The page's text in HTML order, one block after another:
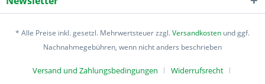
* Alle Preise inkl. gesetzl. Mehrwertsteuer zzgl.Versandkosten und ggf.
Nachnahmegebühren, wenn nicht anders beschrieben
Versand und Zahlungsbedingungen Widerrufsrecht